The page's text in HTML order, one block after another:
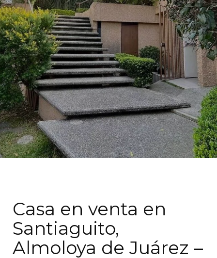
Casa en venta en
Santiaguito,
Almoloya de Juárez –